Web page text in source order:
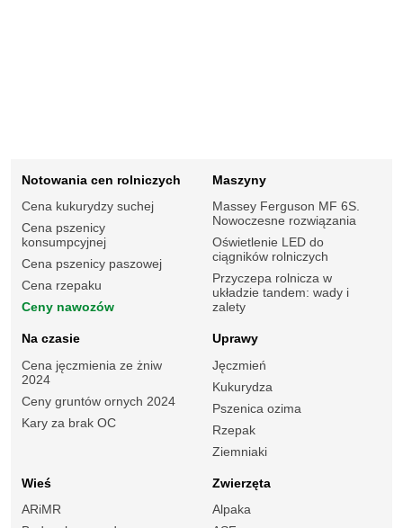
Notowania cen rolniczych
Cena kukurydzy suchej
Cena pszenicy
konsumpcyjnej
Cena pszenicy paszowej
Cena rzepaku
Ceny nawozów
Maszyny
Massey Ferguson MF 6S.
Nowoczesne rozwiązania
Oświetlenie LED do
ciągników rolniczych
Przyczepa rolnicza w
układzie tandem: wady i
zalety
Na czasie
Cena jęczmienia ze żniw
2024
Ceny gruntów ornych 2024
Kary za brak OC
Uprawy
Jęczmień
Kukurydza
Pszenica ozima
Rzepak
Ziemniaki
Wieś
ARiMR
Zwierzęta
Alpaka